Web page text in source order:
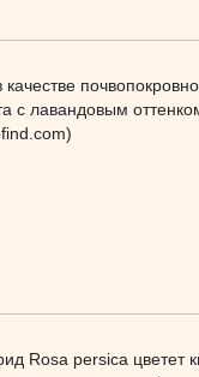
с лавандовым
Rosa persica цветет